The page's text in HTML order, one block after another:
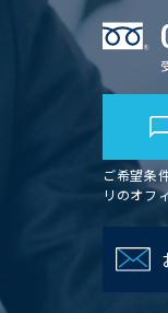
ご希望条
リのオフ